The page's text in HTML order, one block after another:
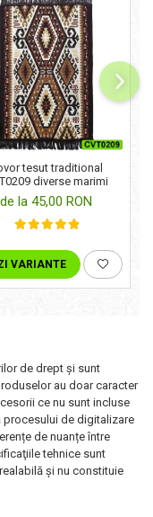
tesut traditional
diverse marimi
de la 45,00 RON
VARIANTE
de drept şi sunt
au doar caracter
ce nu sunt incluse
procesului de digitalizare
de nuanțe între
tehnice sunt
şi nu constituie